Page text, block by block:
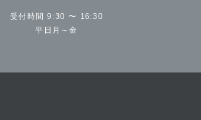
受付時間 9:30 〜 16:30
平日月～金